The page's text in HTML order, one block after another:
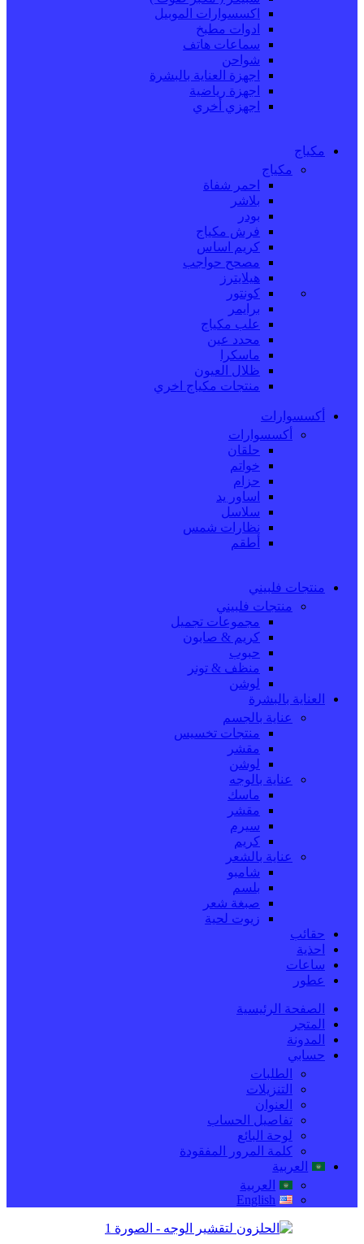
اكسسوارات الموبيل
ادوات مطبخ
سماعات هاتف
شواحن
اجهزة العناية بالبشرة
اجهزة رياضية
اجهزي أخري
مكياج
مكياج
احمر شفاة
بلاشر
بودر
فرش مكياج
كريم اساس
مصحح حواجب
هيلايترز
كونتور
برايمر
علب مكياج
محدد عين
ماسكرا
ظلال العيون
منتجات مكياج اخري
أكسسوارات
أكسسوارات
حلقان
خواتم
حزام
اساور يد
سلاسل
نظارات شمس
أطقم
منتجات فلبيني
منتجات فلبيني
مجموعات تجميل
كريم & صابون
حبوب
منظف & تونر
لوشن
العناية بالبشرة
عناية بالجسم
منتجات تخسيس
مقشر
لوشن
عناية بالوجه
ماسك
مقشر
سيرم
كريم
عناية بالشعر
شامبو
بلسم
صبغة شعر
زيوت لحية
حقائب
احذية
ساعات
عطور
الصفحة الرئيسية
المتجر
المدونة
حسابي
الطلبات
التنزيلات
العنوان
تفاصيل الحساب
لوحة البائع
كلمة المرور المفقودة
العربية
العربية
English